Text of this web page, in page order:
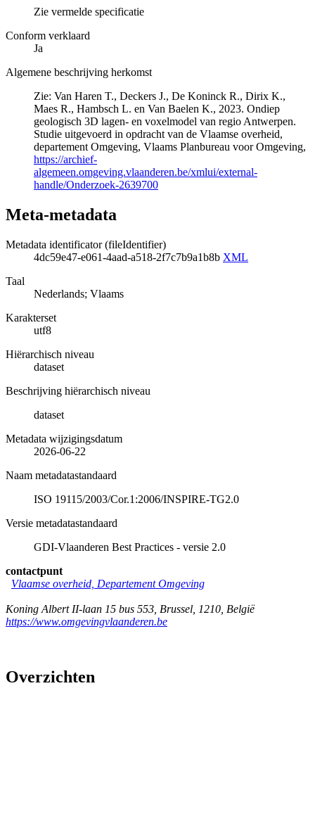
Zie vermelde specificatie
Conform verklaard
Ja
Algemene beschrijving herkomst
Zie: Van Haren T., Deckers J., De Koninck R., Dirix K.,
Maes R., Hambsch L. en Van Baelen K., 2023. Ondiep
geologisch 3D lagen- en voxelmodel van regio Antwerpen.
Studie uitgevoerd in opdracht van de Vlaamse overheid,
departement Omgeving, Vlaams Planbureau voor Omgeving,
https://archief-
algemeen.omgeving.vlaanderen.be/xmlui/external-
handle/Onderzoek-2639700
Meta-metadata
Metadata identificator (fileIdentifier)
4dc59e47-e061-4aad-a518-2f7c7b9a1b8b XML
Taal
Nederlands; Vlaams
Karakterset
utf8
Hiërarchisch niveau
dataset
Beschrijving hiërarchisch niveau
dataset
Metadata wijzigingsdatum
2026-06-22
Naam metadatastandaard
ISO 19115/2003/Cor.1:2006/INSPIRE-TG2.0
Versie metadatastandaard
GDI-Vlaanderen Best Practices - versie 2.0
contactpunt
Vlaamse overheid, Departement Omgeving
Koning Albert II-laan 15 bus 553 Brussel 1210 België
https://www.omgevingvlaanderen.be
Overzichten